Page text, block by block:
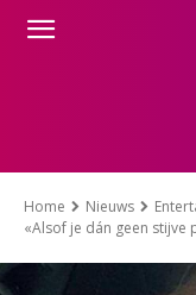
Home Nieuws
«Alsof je dán geen stijve